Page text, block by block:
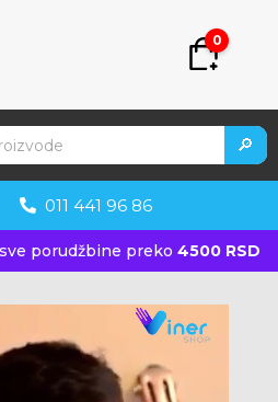
0
🔎
011 441 96 86
porudžbine preko 4500 RSD
KUPITE ODMAH